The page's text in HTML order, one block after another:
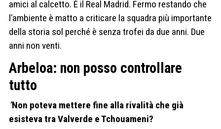
amici al calcetto. È il Real Madrid. Fermo restando che
l’ambiente è matto a criticare la squadra più importante
della storia sol perché è senza trofei da due anni. Due
anni non venti.
Arbeloa: non posso controllare
tutto
“Non poteva mettere fine alla rivalità che già
esisteva tra Valverde e Tchouameni?